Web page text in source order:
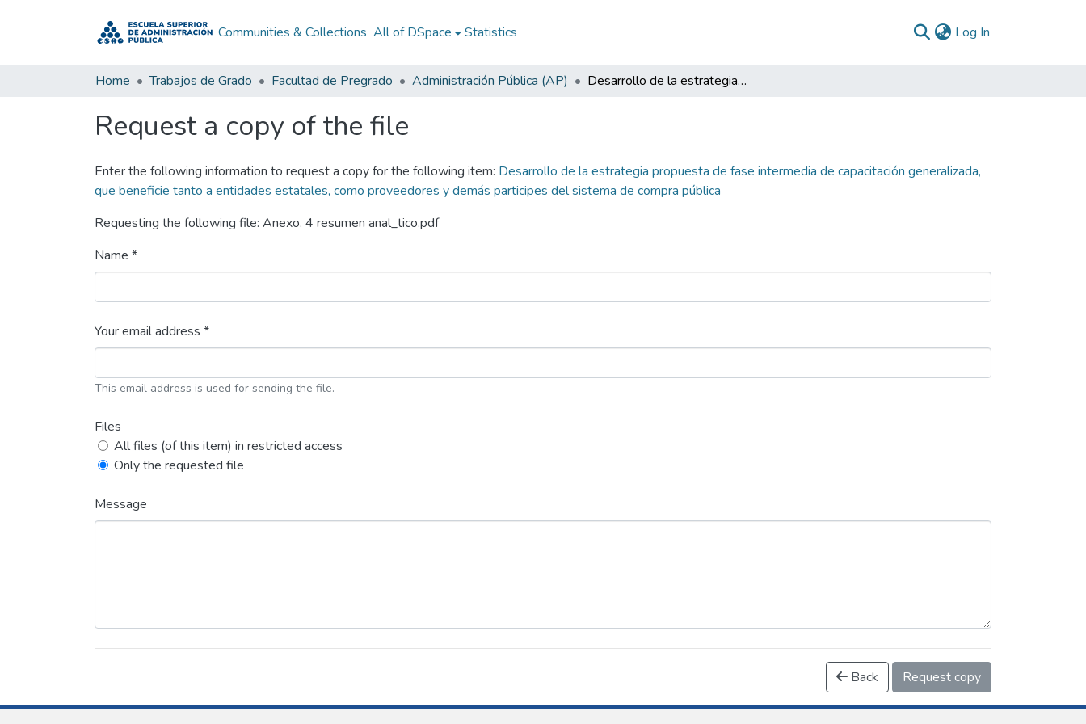
Communities & Collections All of DSpace Statistics Log In
Home Trabajos de Grado Facultad de Pregrado Administración Pública (AP) Desarrollo de la estrategia propuesta de fase intermedia de capacitación generalizada, que beneficie tanto a entidades estatales, como proveedores y demás participes del sistema de compra pública
Request a copy of the file
Enter the following information to request a copy for the following item: Desarrollo de la estrategia propuesta de fase intermedia de capacitación generalizada,
que beneficie tanto a entidades estatales, como proveedores y demás participes del sistema de compra pública
Requesting the following file: Anexo. 4 resumen anal_tico.pdf
Name *
Your email address *
This email address is used for sending the file.
Files
All files (of this item) in restricted access
Only the requested file
Message
Back Request copy